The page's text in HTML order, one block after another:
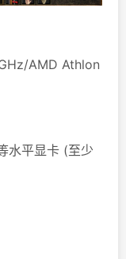
AMD Athlon
平显卡 (至少